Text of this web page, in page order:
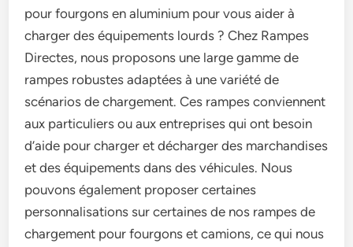
pour fourgons en aluminium pour vous aider à
charger des équipements lourds ? Chez Rampes
Directes, nous proposons une large gamme de
rampes robustes adaptées à une variété de
scénarios de chargement. Ces rampes conviennent
aux particuliers ou aux entreprises qui ont besoin
d’aide pour charger et décharger des marchandises
et des équipements dans des véhicules. Nous
pouvons également proposer certaines
personnalisations sur certaines de nos rampes de
chargement pour fourgons et camions, ce qui nous